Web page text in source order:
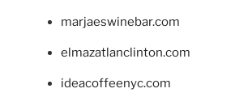
marjaeswinebar.com
elmazatlanclinton.com
ideacoffeenyc.com